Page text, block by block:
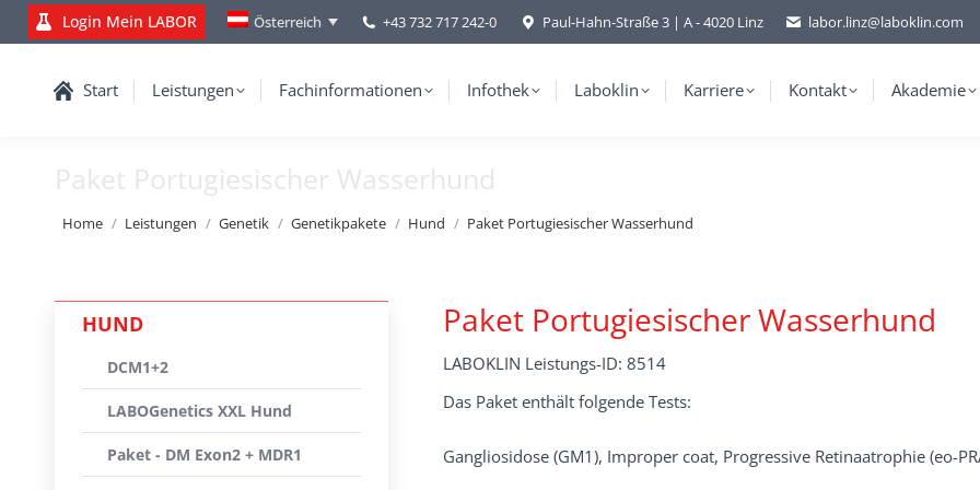
Login Mein LABOR Österreich +43 732 717 242-0 Paul-Hahn-Straße 3 | A - 4020 Linz labor.linz@laboklin.com
Start Leistungen Fachinformationen Infothek Laboklin Karriere Kontakt Akademie
Paket Portugiesischer Wasserhund
You are here:
Home Leistungen Genetik Genetikpakete Hund Paket Portugiesischer Wasserhund
Paket Portugiesischer Wasserhund
LABOKLIN Leistungs-ID: 8514
Das Paket enthält folgende Tests:
Gangliosidose (GM1), Improper coat, Progressive Retinaatrophie (eo-
HUND
DCM1+2
LABOGenetics XXL Hund
Paket - DM Exon2 + MDR1